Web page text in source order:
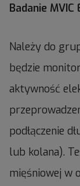
Badanie MVIC
Należy do
będzie
aktywność
podłączenie
lub kolana).
mięśniowej w